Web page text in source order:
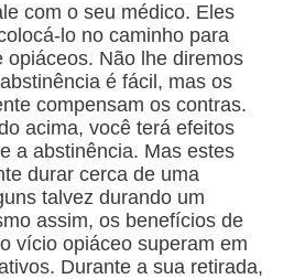
com o seu médico. Eles
lo no caminho para
opiáceos. Não lhe diremos
é fácil, mas os
compensam os contras.
acima, você terá efeitos
a abstinência. Mas estes
durar cerca de uma
talvez durando um
assim, os benefícios de
vício opiáceo superam em
Durante a sua retirada,